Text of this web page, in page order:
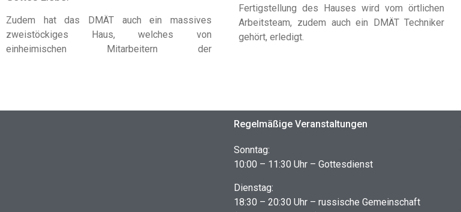
Zudem hat das DMÄT auch ein massives
zweistöckiges Haus, welches von
einheimischen Mitarbeitern der
Fertigstellung des Hauses wird vom örtlichen
Arbeitsteam, zudem auch ein DMÄT Techniker
gehört, erledigt.
Regelmäßige Veranstaltungen
Sonntag:
10:00 – 11:30 Uhr – Gottesdienst
Dienstag:
18:30 – 20:30 Uhr – russische Gemeinschaft